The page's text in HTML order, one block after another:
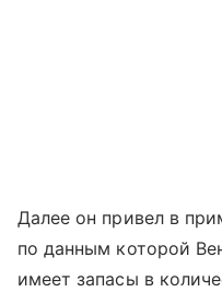
Далее он привел в
по данным которой
имеет запасы в